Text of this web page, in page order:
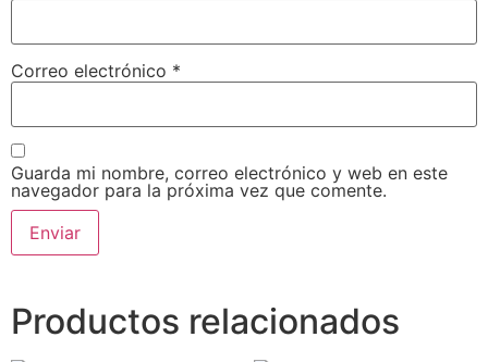
Correo electrónico *
Guarda mi nombre, correo electrónico y web en este
navegador para la próxima vez que comente.
Productos relacionados